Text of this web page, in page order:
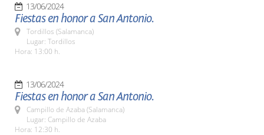
13/06/2024
Fiestas en honor a San Antonio.
Tordillos (Salamanca)
Lugar: Tordillos
Hora: 13:00 h.
13/06/2024
Fiestas en honor a San Antonio.
Campillo de Azaba (Salamanca)
Lugar: Campillo de Azaba
Hora: 12:30 h.